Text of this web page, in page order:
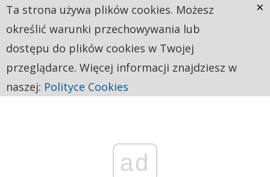
ad
Ta strona używa plików cookies. Możesz
określić warunki przechowywania lub
dostępu do plików cookies w Twojej
przeglądarce. Więcej informacji znajdziesz w
naszej: Polityce Cookies
×